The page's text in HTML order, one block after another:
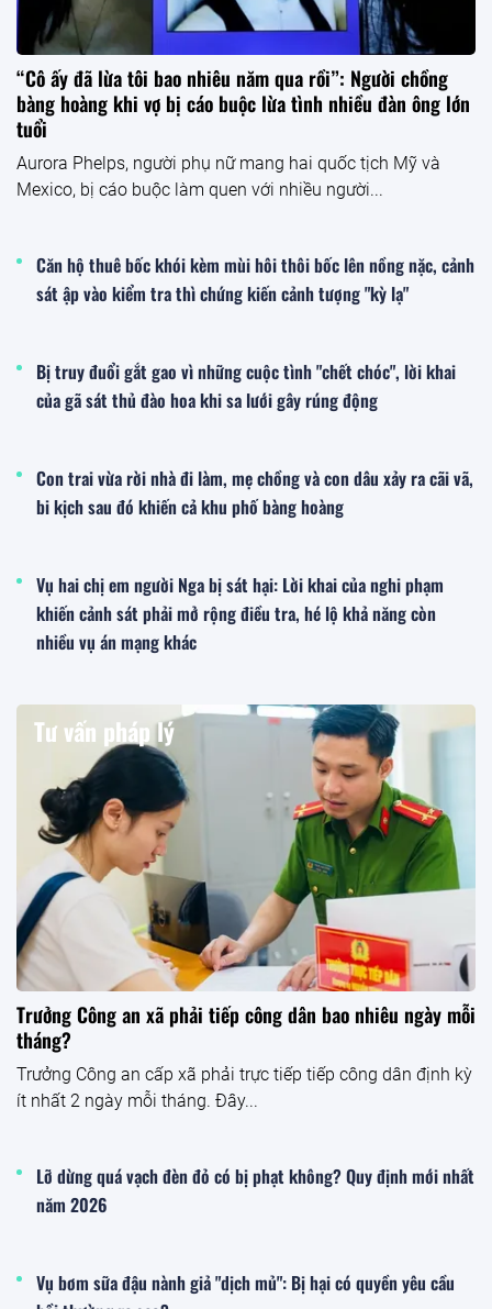
“Cô ấy đã lừa tôi bao nhiêu năm qua rồi”: Người chồng
bàng hoàng khi vợ bị cáo buộc lừa tình nhiều đàn ông lớn
tuổi
Aurora Phelps, người phụ nữ mang hai quốc tịch Mỹ và
Mexico, bị cáo buộc làm quen với nhiều người...
Căn hộ thuê bốc khói kèm mùi hôi thôi bốc lên nồng nặc, cảnh
sát ập vào kiểm tra thì chứng kiến cảnh tượng "kỳ lạ"
Bị truy đuổi gắt gao vì những cuộc tình "chết chóc", lời khai
của gã sát thủ đào hoa khi sa lưới gây rúng động
Con trai vừa rời nhà đi làm, mẹ chồng và con dâu xảy ra cãi vã,
bi kịch sau đó khiến cả khu phố bàng hoàng
Vụ hai chị em người Nga bị sát hại: Lời khai của nghi phạm
khiến cảnh sát phải mở rộng điều tra, hé lộ khả năng còn
nhiều vụ án mạng khác
Tư vấn pháp lý
Trưởng Công an xã phải tiếp công dân bao nhiêu ngày mỗi
tháng?
Trưởng Công an cấp xã phải trực tiếp tiếp công dân định kỳ
ít nhất 2 ngày mỗi tháng. Đây...
Lỡ dừng quá vạch đèn đỏ có bị phạt không? Quy định mới nhất
năm 2026
Vụ bơm sữa đậu nành giả "dịch mủ": Bị hại có quyền yêu cầu